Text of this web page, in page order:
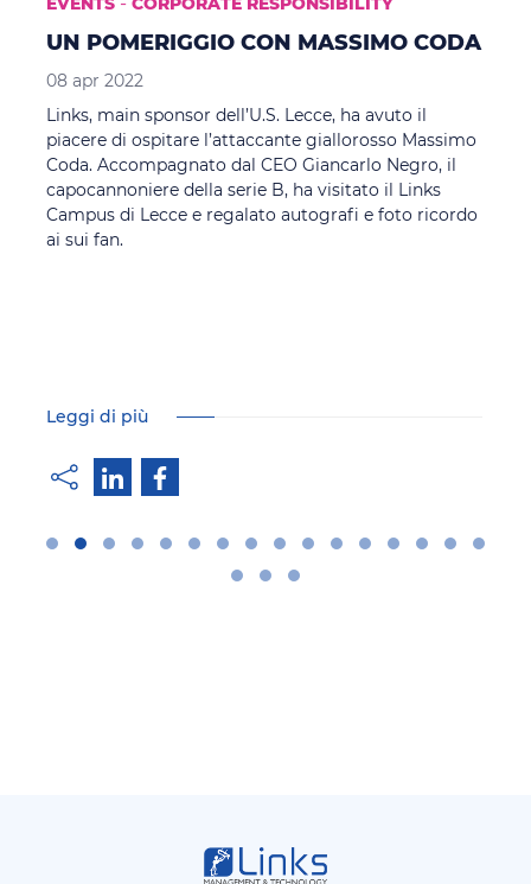
UN POMERIGGIO CON MASSIMO CODA
08 apr 2022
Links, main sponsor dell’U.S. Lecce, ha avuto il
piacere di ospitare l’attaccante giallorosso Massimo
Coda. Accompagnato dal CEO Giancarlo Negro, il
capocannoniere della serie B, ha visitato il Links
Campus di Lecce e regalato autografi e foto ricordo
ai sui fan.
Leggi di più